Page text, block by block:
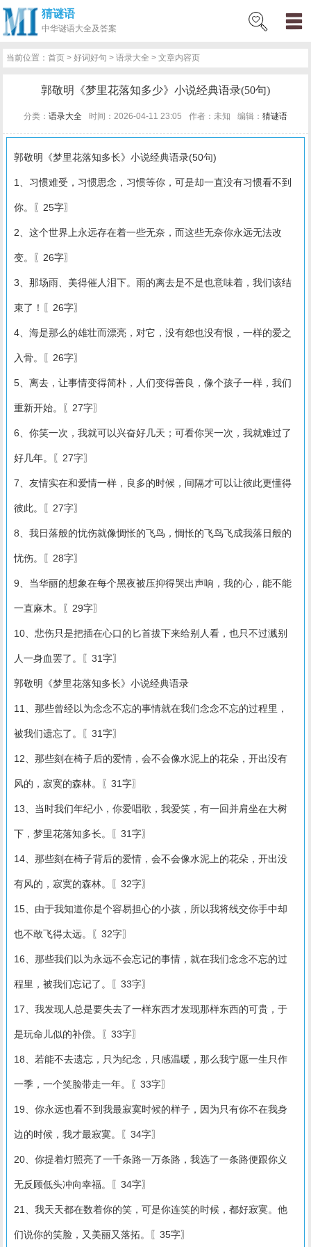
猜谜语
中华谜语大全及答案
网
猜
网
问
百
好
名
古
当前位置：首页 >好词好句 >语录大全 > 文章内容页
郭敬明《梦里花落知多少》小说经典语录(50句)
分类： 语录大全 时间：2026-04-11 23:05 作者：未知 编辑： 猜谜语
郭敬明《梦里花落知多长》小说经典语录(50句)
1、习惯难受，习惯思念，习惯等你，可是却一直没有习惯看不到
你。〖25字〗
2、这个世界上永远存在着一些无奈，而这些无奈你永远无法改
变。〖26字〗
3、那场雨、美得催人泪下。雨的离去是不是也意味着，我们该结
束了！〖26字〗
4、海是那么的雄壮而漂亮，对它，没有怨也没有恨，一样的爱之
入骨。〖26字〗
5、离去，让事情变得简朴，人们变得善良，像个孩子一样，我们
重新开始。〖27字〗
6、你笑一次，我就可以兴奋好几天；可看你哭一次，我就难过了
好几年。〖27字〗
7、友情实在和爱情一样，良多的时候，间隔才可以让彼此更懂得
彼此。〖27字〗
8、我日落般的忧伤就像惆怅的飞鸟，惆怅的飞鸟飞成我落日般的
忧伤。〖28字〗
9、当华丽的想象在每个黑夜被压抑得哭出声响，我的心，能不能
一直麻木。〖29字〗
10、悲伤只是把插在心口的匕首拔下来给别人看，也只不过溅别
人一身血罢了。〖31字〗
郭敬明《梦里花落知多长》小说经典语录
11、那些曾经以为念念不忘的事情就在我们念念不忘的过程里，
被我们遗忘了。〖31字〗
12、那些刻在椅子后的爱情，会不会像水泥上的花朵，开出没有
风的，寂寞的森林。〖31字〗
13、当时我们年纪小，你爱唱歌，我爱笑，有一回并肩坐在大树
下，梦里花落知多长。〖31字〗
14、那些刻在椅子背后的爱情，会不会像水泥上的花朵，开出没
有风的，寂寞的森林。〖32字〗
15、由于我知道你是个容易担心的小孩，所以我将线交你手中却
也不敢飞得太远。〖32字〗
16、那些我们以为永远不会忘记的事情，就在我们念念不忘的过
程里，被我们忘记了。〖33字〗
17、我发现人总是要失去了一样东西才发现那样东西的可贵，于
是玩命儿似的补偿。〖33字〗
18、若能不去遗忘，只为纪念，只感温暖，那么我宁愿一生只作
一季，一个笑脸带走一年。〖33字〗
19、你永远也看不到我最寂寞时候的样子，因为只有你不在我身
边的时候，我才最寂寞。〖34字〗
20、你提着灯照亮了一千条路一万条路，我选了一条路便跟你义
无反顾低头冲向幸福。〖34字〗
21、我天天都在数着你的笑，可是你连笑的时候，都好寂寞。他
们说你的笑脸，又美丽又落拓。〖35字〗